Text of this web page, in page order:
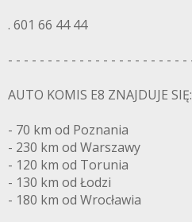
. 601 66 44 44
- - - - - - - - - - - - - - - - - - - - - -
AUTO KOMIS E8 ZNAJDUJE SIĘ:
- 70 km od Poznania
- 230 km od Warszawy
- 120 km od Torunia
- 130 km od Łodzi
- 180 km od Wrocławia